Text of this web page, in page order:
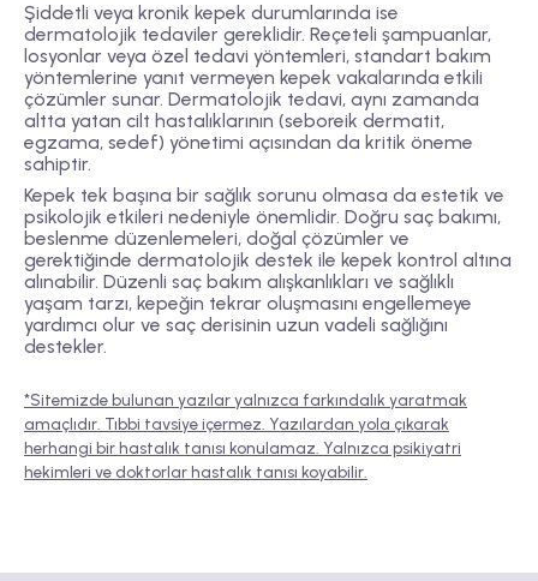
Şiddetli veya kronik kepek durumlarında ise
dermatolojik tedaviler gereklidir. Reçeteli şampuanlar,
losyonlar veya özel tedavi yöntemleri, standart bakım
yöntemlerine yanıt vermeyen kepek vakalarında etkili
çözümler sunar. Dermatolojik tedavi, aynı zamanda
altta yatan cilt hastalıklarının (seboreik dermatit,
egzama, sedef) yönetimi açısından da kritik öneme
sahiptir.
Kepek tek başına bir sağlık sorunu olmasa da estetik ve
psikolojik etkileri nedeniyle önemlidir. Doğru saç bakımı,
beslenme düzenlemeleri, doğal çözümler ve
gerektiğinde dermatolojik destek ile kepek kontrol altına
alınabilir. Düzenli saç bakım alışkanlıkları ve sağlıklı
yaşam tarzı, kepeğin tekrar oluşmasını engellemeye
yardımcı olur ve saç derisinin uzun vadeli sağlığını
destekler.
*Sitemizde bulunan yazılar yalnızca farkındalık yaratmak
amaçlıdır. Tıbbi tavsiye içermez. Yazılardan yola çıkarak
herhangi bir hastalık tanısı konulamaz. Yalnızca psikiyatri
hekimleri ve doktorlar hastalık tanısı koyabilir.